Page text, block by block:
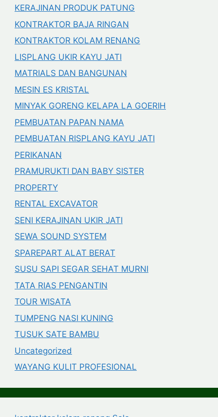
KERAJINAN PRODUK PATUNG
KONTRAKTOR BAJA RINGAN
KONTRAKTOR KOLAM RENANG
LISPLANG UKIR KAYU JATI
MATRIALS DAN BANGUNAN
MESIN ES KRISTAL
MINYAK GORENG KELAPA LA GOERIH
PEMBUATAN PAPAN NAMA
PEMBUATAN RISPLANG KAYU JATI
PERIKANAN
PRAMURUKTI DAN BABY SISTER
PROPERTY
RENTAL EXCAVATOR
SENI KERAJINAN UKIR JATI
SEWA SOUND SYSTEM
SPAREPART ALAT BERAT
SUSU SAPI SEGAR SEHAT MURNI
TATA RIAS PENGANTIN
TOUR WISATA
TUMPENG NASI KUNING
TUSUK SATE BAMBU
Uncategorized
WAYANG KULIT PROFESIONAL